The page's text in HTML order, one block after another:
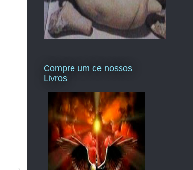
Compre um de nossos
Livros